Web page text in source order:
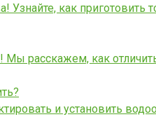
Узнайте, как
расскажем, как
и установить